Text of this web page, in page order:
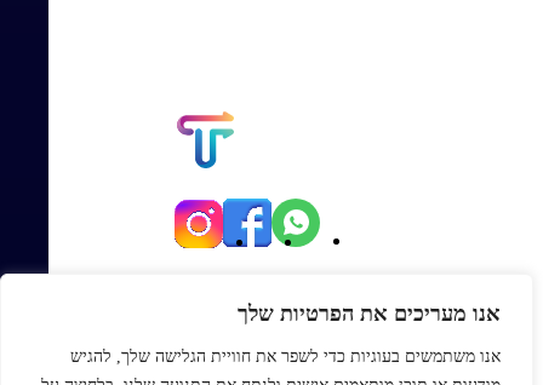
אנו מעריכים את הפרטיות שלך
אנו משתמשים בעוגיות כדי לשפר את חוויית הגלישה שלך, להגיש
Office@topmexp.co.il
0723941168